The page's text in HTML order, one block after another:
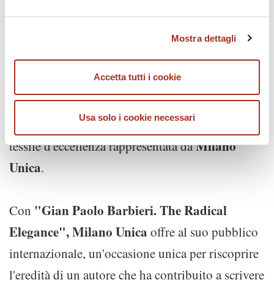
Informativa Privacy.
Mostra dettagli
Accetta tutti i cookie
Usa solo i cookie necessari
convenzioni.
Rigore estetico, attenzione al dettaglio, ricerca
della perfezione e libertà espressiva
rappresentano infatti i punti di contatto tra
l'opera di Barbieri e i valori che guidano la filiera
tessile d'eccellenza rappresentata daMilano
Unica.
Con "Gian Paolo Barbieri. The Radical
Elegance", Milano Unica offre al suo pubblico
internazionale, un'occasione unica per riscoprire
l'eredità di un autore che ha contribuito a scrivere